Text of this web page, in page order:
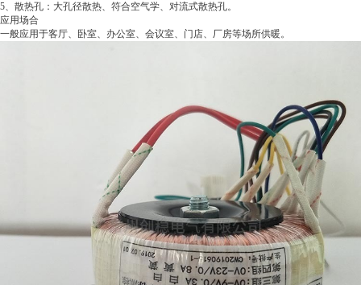
5、散热孔：大孔径散热、符合空气学、对流式散热孔。
应用场合
一般应用于客厅、卧室、办公室、会议室、门店、厂房等场所供暖。